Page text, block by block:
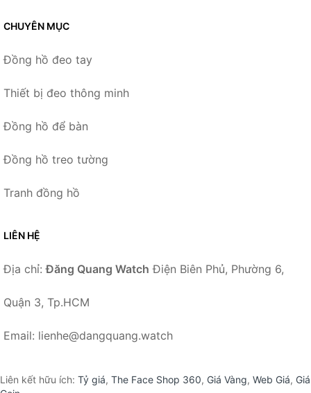
CHUYÊN MỤC
Đồng hồ đeo tay
Thiết bị đeo thông minh
Đồng hồ để bàn
Đồng hồ treo tường
Tranh đồng hồ
LIÊN HỆ
Địa chỉ:Đăng Quang Watch Điện Biên Phủ, Phường 6,
Quận 3, Tp.HCM
Email: lienhe@dangquang.watch
Liên kết hữu ích: Tỷ giá, The Face Shop 360, Giá Vàng, Web Giá, Giá